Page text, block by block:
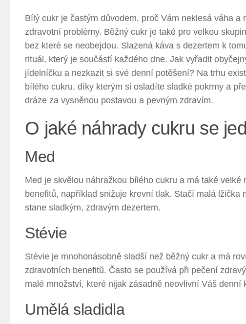
Bílý cukr je častým důvodem, proč Vám neklesá váha a
zdravotní problémy. Běžný cukr je také pro velkou
bez které se neobejdou. Slazená káva s dezertem k
rituál, který je součástí každého dne. Jak vyřadit
jídelníčku a nezkazit si své denní potěšení? Na trhu
bílého cukru, díky kterým si osladíte sladké pokrmy a
dráze za vysněnou postavou a pevným zdravím.
O jaké náhrady cukru se
Med
Med je skvělou náhražkou bílého cukru a má také velké
benefitů, například snižuje krevní tlak. Stačí malá lžička
stane sladkým, zdravým dezertem.
Stévie
Stévie je mnohonásobně sladší než běžný cukr a má
zdravotních benefitů. Často se používá při pečení
malé množství, které nijak zásadně neovlivní Váš denní
Umělá sladidla